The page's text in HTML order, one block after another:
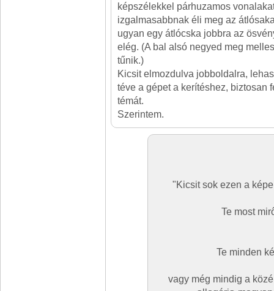
képszélekkel párhuzamos
izgalmasabbnak éli meg az
ugyan egy átlócska jobbra az
elég. (A bal alsó negyed meg
tűnik.)
Kicsit elmozdulva jobboldalra,
téve a gépet a kerítéshez, biztosan
témát.
Szerintem.
"Kicsit sok ezen a
Te most
Te minden
vagy még mindig a